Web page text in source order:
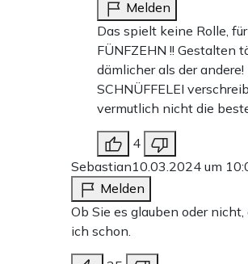
Melden
Das spielt keine Rolle,
FÜNFZEHN !! Gestalten
dämlicher als der
SCHNÜFFELEI
vermutlich nicht die
4
Sebastian10.03.2024 um
Melden
Ob Sie es glauben oder
ich schon.